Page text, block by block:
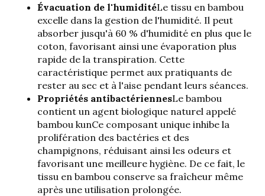
Évacuation de l'humiditéLe tissu en bambou
excelle dans la gestion de l'humidité. Il peut
absorber jusqu'à 60 % d'humidité en plus que le
coton, favorisant ainsi une évaporation plus
rapide de la transpiration. Cette
caractéristique permet aux pratiquants de
rester au sec et à l'aise pendant leurs séances.
Propriétés antibactériennesLe bambou
contient un agent biologique naturel appelé
bambou kunCe composant unique inhibe la
prolifération des bactéries et des
champignons, réduisant ainsi les odeurs et
favorisant une meilleure hygiène. De ce fait, le
tissu en bambou conserve sa fraîcheur même
après une utilisation prolongée.